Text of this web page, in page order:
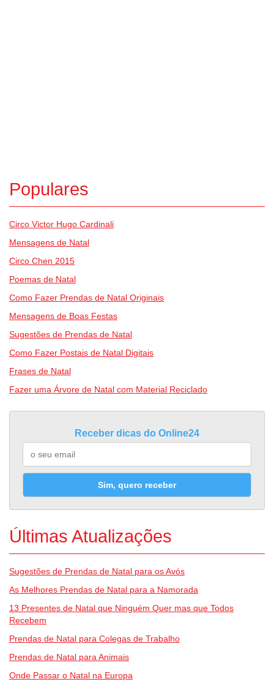
Populares
Circo Victor Hugo Cardinali
Mensagens de Natal
Circo Chen 2015
Poemas de Natal
Como Fazer Prendas de Natal Originais
Mensagens de Boas Festas
Sugestões de Prendas de Natal
Como Fazer Postais de Natal Digitais
Frases de Natal
Fazer uma Árvore de Natal com Material Reciclado
Receber dicas do Online24
Sim, quero receber
Últimas Atualizações
Sugestões de Prendas de Natal para os Avós
As Melhores Prendas de Natal para a Namorada
13 Presentes de Natal que Ninguém Quer mas que Todos
Recebem
Prendas de Natal para Colegas de Trabalho
Prendas de Natal para Animais
Onde Passar o Natal na Europa